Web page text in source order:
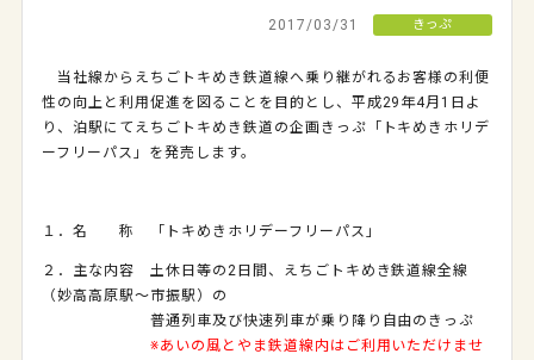
2017/03/31 きっぷ
当社線からえちごトキめき鉄道線へ乗り継がれるお客様の利便
性の向上と利用促進を図ることを目的とし、平成29年4月1日よ
り、泊駅にてえちごトキめき鉄道の企画きっぷ「トキめきホリデ
ーフリーパス」を発売します。
１．名 称 「トキめきホリデーフリーパス」
２．主な内容 土休日等の2 日間、えちごトキめき鉄道線全線
（妙高高原駅～市振駅）の
普通列車及び快速列車が乗り降り自由のきっぷ
※あいの風とやま鉄道線内はご利用いただけませ